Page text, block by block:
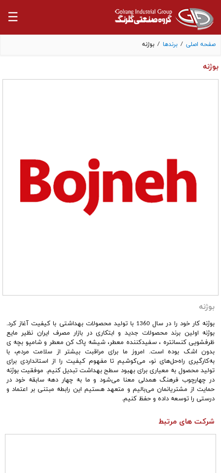
☰
صفحه اصلی / برندها / بوژنه
بوژنه
بوژنه
بوژنه کار خود را در سال 1360 با تولید محصولات بهداشتی با کیفیت آغاز کرد.
بوژنه اولین برند محصولات جدید و ابتکاری در بازار مصرف ایران نظیر مایع
ظرفشویی کنسانتره ، سفیدکننده معطر، شیشه پاک کن معطر و شامپو بچه ی
بدون اشک بوده است. امروز ما برای مراقبت بیشتر از سلامت مردم، با
به‌کارگیری راه‌حل‌های نو، می‌کوشیم تا مفهوم کیفیت را از استانداردی برای
تولید محصول به معیاری برای بهبود سطح بهداشت تبدیل کنیم. موفقیت بوژنه
در چهارچوب فرهنگ همدلی معنا می‌شود و ما به چهار دهه سابقه خود در
حمایت از مشتریانمان می‌بالیم و متعهد هستیم این رابطه مبتنی بر اعتماد و
درستی را توسعه داده و حفظ کنیم.
شرکت های مرتبط